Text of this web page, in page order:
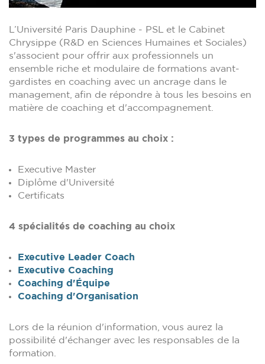
L’Université Paris Dauphine - PSL et le Cabinet
Chrysippe (R&D en Sciences Humaines et Sociales)
s'associent pour offrir aux professionnels un
ensemble riche et modulaire de formations avant-
gardistes en coaching avec un ancrage dans le
management, afin de répondre à tous les besoins en
matière de coaching et d'accompagnement.
3 types de programmes au choix :
Executive Master
Diplôme d'Université
Certificats
4 spécialités de coaching au choix
Executive Leader Coach
Executive Coaching
Coaching d'Équipe
Coaching d'Organisation
Lors de la réunion d'information, vous aurez la
possibilité d'échanger avec les responsables de la
formation.